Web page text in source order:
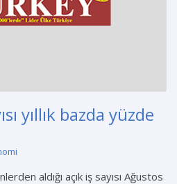
yıllık bazda yüzde
aldığı açık iş sayısı Ağustos